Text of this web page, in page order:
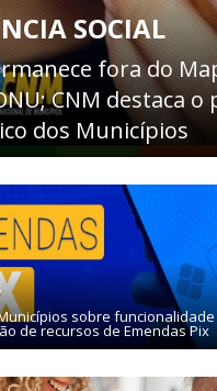
SOCIAL
fora do
CNM destaca o
dos Municípios
sobre
de recursos de Emendas Pix